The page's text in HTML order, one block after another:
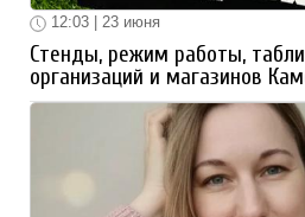
12:03 | 23 июня
Стенды, режим работы,
организаций и магазинов